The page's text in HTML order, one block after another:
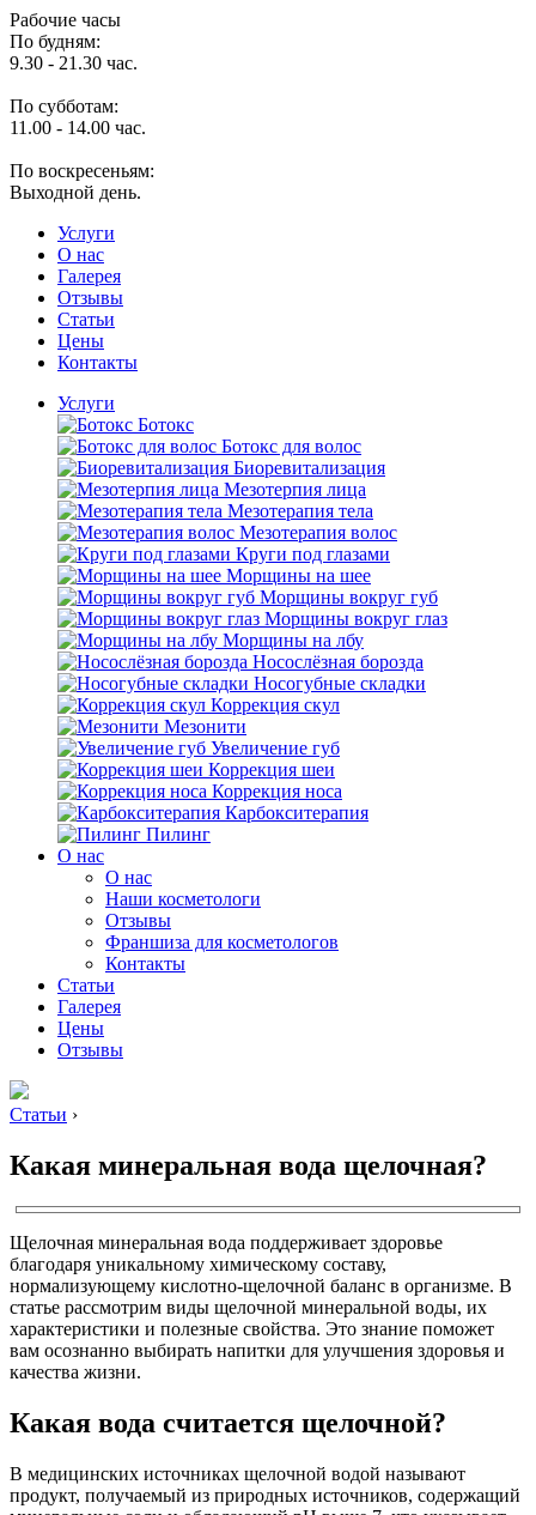
Рабочие часы
По будням:
9.30 - 21.30 час.
По субботам:
11.00 - 14.00 час.
По воскресеньям:
Выходной день.
Услуги
O нас
Галерея
Отзывы
Статьи
Цены
Контакты
Услуги
Ботокс
Ботокс для волос
Биоревитализация
Мезотерпия лица
Мезотерапия тела
Мезотерапия волос
Круги под глазами
Морщины на шее
Морщины вокруг губ
Морщины вокруг глаз
Морщины на лбу
Носослёзная борозда
Носогубные складки
Коррекция скул
Мезонити
Увеличение губ
Коррекция шеи
Коррекция носа
Карбокситерапия
Пилинг
O нас
O нас
Наши косметологи
Отзывы
Франшиза для косметологов
Контакты
Статьи
Галерея
Цены
Отзывы
Статьи ›
Какая минеральная вода щелочная?
Щелочная минеральная вода поддерживает здоровье
благодаря уникальному химическому составу,
нормализующему кислотно-щелочной баланс в организме. В
статье рассмотрим виды щелочной минеральной воды, их
характеристики и полезные свойства. Это знание поможет
вам осознанно выбирать напитки для улучшения здоровья и
качества жизни.
Какая вода считается щелочной?
В медицинских источниках щелочной водой называют
продукт, получаемый из природных источников, содержащий